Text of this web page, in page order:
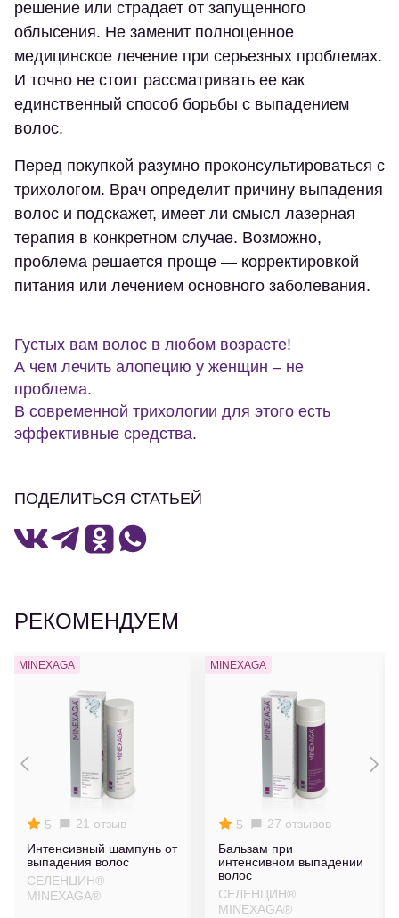
решение или страдает от запущенного
облысения. Не заменит полноценное
медицинское лечение при серьезных проблемах.
И точно не стоит рассматривать ее как
единственный способ борьбы с выпадением
волос.
Перед покупкой разумно проконсультироваться с
трихологом. Врач определит причину выпадения
волос и подскажет, имеет ли смысл лазерная
терапия в конкретном случае. Возможно,
проблема решается проще — корректировкой
питания или лечением основного заболевания.
Густых вам волос в любом возрасте!
А чем лечить алопецию у женщин – не
проблема.
В современной трихологии для этого есть
эффективные средства.
ПОДЕЛИТЬСЯ СТАТЬЕЙ
РЕКОМЕНДУЕМ
MINEXAGA
5
21 отзыв
Интенсивный шампунь от
выпадения волос
СЕЛЕНЦИН®
MINEXAGA®
MINEXAGA
5
27 отзывов
Бальзам при
интенсивном выпадении
волос
СЕЛЕНЦИН®
MINEXAGA®